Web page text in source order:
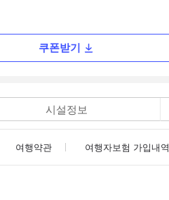
쿠폰받기
시설정보
여행약관 여행자보험 가입내역